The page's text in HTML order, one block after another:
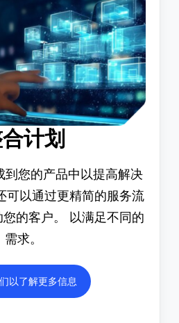
计划
到您的产品中以提高解决
可以通过更精简的服务流
的客户。 以满足不同的
需求。
以了解更多信息